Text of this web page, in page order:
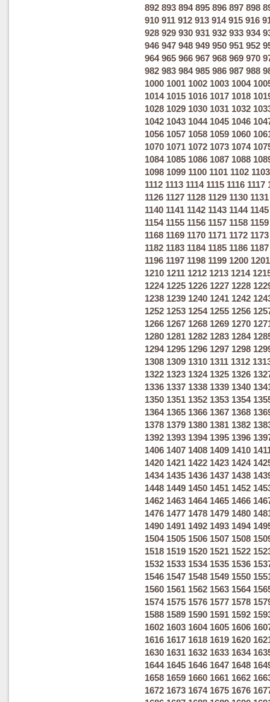
892 893 894 895 896 897 898
910 911 912 913 914 915 916
928 929 930 931 932 933 934
946 947 948 949 950 951 952
964 965 966 967 968 969 970
982 983 984 985 986 987 988
1000 1001 1002 1003 1004
1014 1015 1016 1017 1018
1028 1029 1030 1031 1032
1042 1043 1044 1045 1046
1056 1057 1058 1059 1060
1070 1071 1072 1073 1074
1084 1085 1086 1087 1088
1098 1099 1100 1101 1102 1103
1112 1113 1114 1115 1116 1117
1126 1127 1128 1129 1130 1131
1140 1141 1142 1143 1144 1145
1154 1155 1156 1157 1158 1159
1168 1169 1170 1171 1172 1173
1182 1183 1184 1185 1186 1187
1196 1197 1198 1199 1200 1201
1210 1211 1212 1213 1214
1224 1225 1226 1227 1228
1238 1239 1240 1241 1242
1252 1253 1254 1255 1256
1266 1267 1268 1269 1270
1280 1281 1282 1283 1284
1294 1295 1296 1297 1298
1308 1309 1310 1311 1312
1322 1323 1324 1325 1326
1336 1337 1338 1339 1340
1350 1351 1352 1353 1354
1364 1365 1366 1367 1368
1378 1379 1380 1381 1382
1392 1393 1394 1395 1396
1406 1407 1408 1409 1410
1420 1421 1422 1423 1424
1434 1435 1436 1437 1438
1448 1449 1450 1451 1452
1462 1463 1464 1465 1466
1476 1477 1478 1479 1480
1490 1491 1492 1493 1494
1504 1505 1506 1507 1508
1518 1519 1520 1521 1522
1532 1533 1534 1535 1536
1546 1547 1548 1549 1550
1560 1561 1562 1563 1564
1574 1575 1576 1577 1578
1588 1589 1590 1591 1592
1602 1603 1604 1605 1606
1616 1617 1618 1619 1620
1630 1631 1632 1633 1634
1644 1645 1646 1647 1648
1658 1659 1660 1661 1662
1672 1673 1674 1675 1676